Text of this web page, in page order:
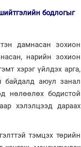
бодлогыг
дамнасан зохион
нарийн зохион
хэрэг үйлдэх арга,
байдалд аюул занал
нөлөөлөх бодистой
хэлэлцээд дараах
тэмцэх төрийн